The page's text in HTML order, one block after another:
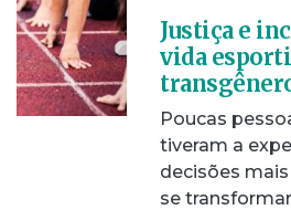
Justiça e
vida
Poucas
tiveram a
decisões
se